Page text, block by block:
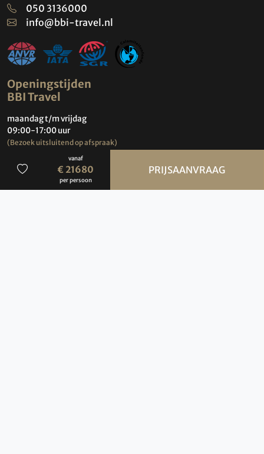
vanaf
€ 21680
per persoon
PRIJSAANVRAAG
050 3136000
info@bbi-travel.nl
Openingstijden
BBI Travel
maandag t/m vrijdag
09:00-17:00 uur
(Bezoek uitsluitend op afspraak)
Contact
Groningen Airport